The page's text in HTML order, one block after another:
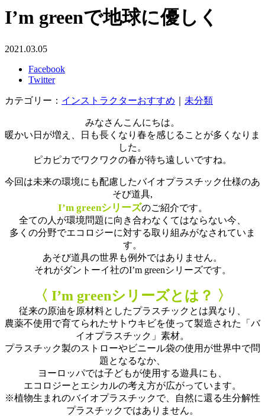
I’m greenで地球に優しく
2021.03.05
Facebook
Twitter
カテゴリー： インストラクターおすすめ 未分類
みなさんこんにちは。
暖かい日が増え、日も長くなり春を感じることが多くなりま
した。
ピカピカでワクワクの春が待ち遠しいですね。
今回は未来の環境にも配慮したバイオプラスチック仕様のあ
そび道具,
I’m greenシリーズのご紹介です。
全ての人が環境問題に向き合わなくてはならない今、
多くの分野でエコロジーに対する取り組みがなされていま
す。
あそび道具の世界も例外ではありません。
それがダントーイ社のI’m greenシリーズです。
〈 I’m greenシリーズとは？ 〉
従来の原油を原材料としたプラスチックとは異なり、
農薬不使用で育てられたサトウキビを使って製造された「バ
イオプラスチック」素材。
プラスチック製のストローやビニール袋の使用が世界中で問
題となるなか、
ヨーロッパでは子どもが使用する遊具にも、
エコロジーとエシカルの考え方が広がっています。
※植物生まれのバイオプラスチックで、自然に還る生分解性
プラスチックではありません。